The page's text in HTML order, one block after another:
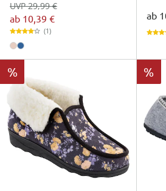
ab 10,39 €
UVP 29,99 €
(1)
ab
% %